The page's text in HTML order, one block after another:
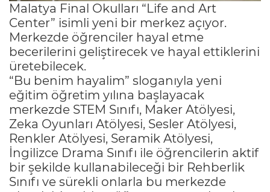
Malatya Final Okulları “Life and Art
Center” isimli yeni bir merkez açıyor.
Merkezde öğrenciler hayal etme
becerilerini geliştirecek ve hayal ettiklerini
üretebilecek.
“Bu benim hayalim” sloganıyla yeni
eğitim öğretim yılına başlayacak
merkezde STEM Sınıfı, Maker Atölyesi,
Zeka Oyunları Atölyesi, Sesler Atölyesi,
Renkler Atölyesi, Seramik Atölyesi,
İngilizce Drama Sınıfı ile öğrencilerin aktif
bir şekilde kullanabileceği bir Rehberlik
Sınıfı ve sürekli onlarla bu merkezde